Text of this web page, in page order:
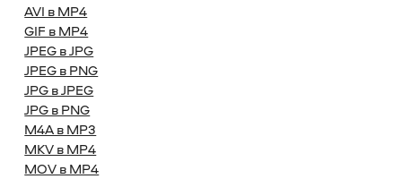
AVI в MP4
GIF в MP4
JPEG в JPG
JPEG в PNG
JPG в JPEG
JPG в PNG
M4A в MP3
MKV в MP4
MOV в MP4